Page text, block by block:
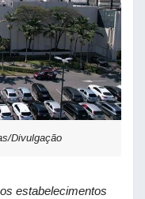
Divulgação
estabelecimentos